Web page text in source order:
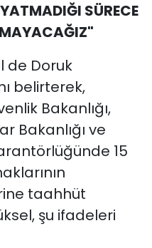
SÜRECE
de Doruk
belirterek,
Bakanlığı,
Bakanlığı ve
15
taahhüt
şu ifadeleri